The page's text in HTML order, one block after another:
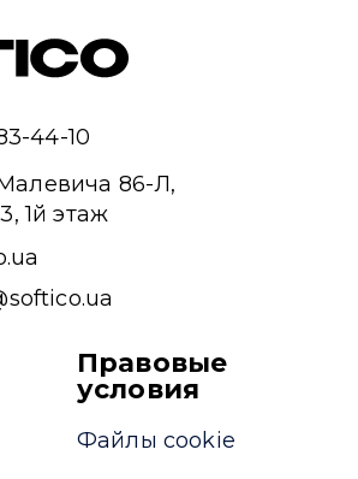
44-10
86-Л,
1й этаж
Правовые
условия
Файлы cookie